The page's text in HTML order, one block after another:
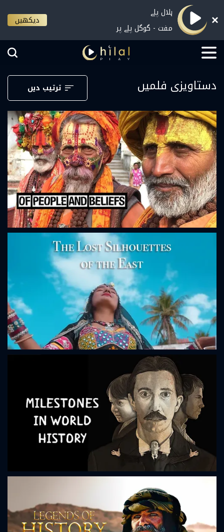
ہلال پلے
مفت - گوگل پلے پر
دیکھیں
دستاویزی فلمیں ترتیب دیں